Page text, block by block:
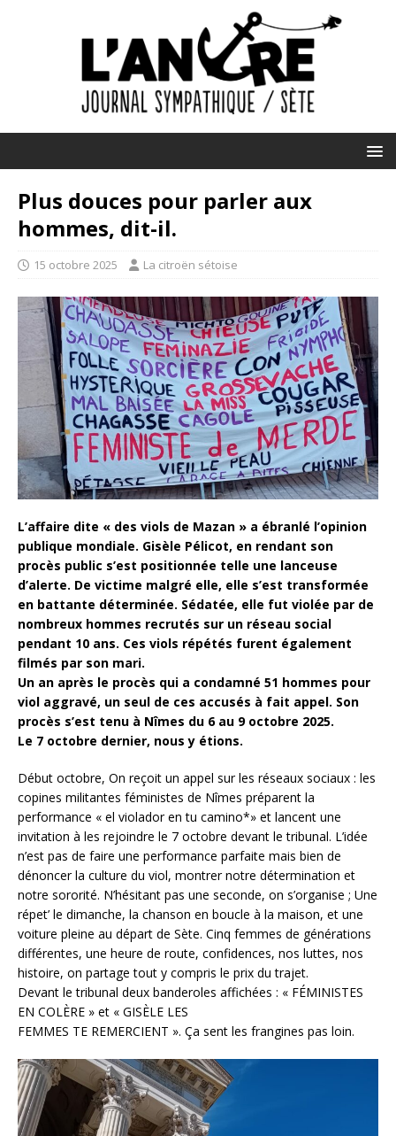
Plus douces pour parler aux
hommes, dit-il.
15 octobre 2025 La citroën sétoise
L’affaire dite « des viols de Mazan » a ébranlé l’opinion
publique mondiale. Gisèle Pélicot, en rendant son
procès public s’est positionnée telle une lanceuse
d’alerte. De victime malgré elle, elle s’est transformée
en battante déterminée. Sédatée, elle fut violée par de
nombreux hommes recrutés sur un réseau social
pendant 10 ans. Ces viols répétés furent également
filmés par son mari.
Un an après le procès qui a condamné 51 hommes pour
viol aggravé, un seul de ces accusés à fait appel. Son
procès s’est tenu à Nîmes du 6 au 9 octobre 2025.
Le 7 octobre dernier, nous y étions.
Début octobre, On reçoit un appel sur les réseaux sociaux : les
copines militantes féministes de Nîmes préparent la
performance « el violador en tu camino*» et lancent une
invitation à les rejoindre le 7 octobre devant le tribunal. L’idée
n’est pas de faire une performance parfaite mais bien de
dénoncer la culture du viol, montrer notre détermination et
notre sororité. N’hésitant pas une seconde, on s’organise ; Une
répet’ le dimanche, la chanson en boucle à la maison, et une
voiture pleine au départ de Sète. Cinq femmes de générations
différentes, une heure de route, confidences, nos luttes, nos
histoire, on partage tout y compris le prix du trajet.
Devant le tribunal deux banderoles affichées : « FÉMINISTES
EN COLÈRE » et « GISÈLE LES
FEMMES TE REMERCIENT ». Ça sent les frangines pas loin.